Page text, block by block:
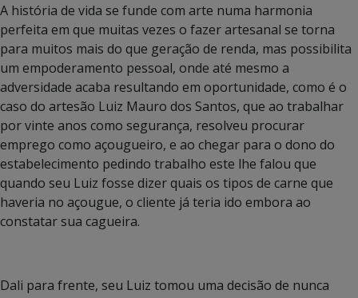
A história de vida se funde com arte numa harmonia
perfeita em que muitas vezes o fazer artesanal se torna
para muitos mais do que geração de renda, mas possibilita
um empoderamento pessoal, onde até mesmo a
adversidade acaba resultando em oportunidade, como é o
caso do artesão Luiz Mauro dos Santos, que ao trabalhar
por vinte anos como segurança, resolveu procurar
emprego como açougueiro, e ao chegar para o dono do
estabelecimento pedindo trabalho este lhe falou que
quando seu Luiz fosse dizer quais os tipos de carne que
haveria no açougue, o cliente já teria ido embora ao
constatar sua cagueira.
Dali para frente, seu Luiz tomou uma decisão de nunca